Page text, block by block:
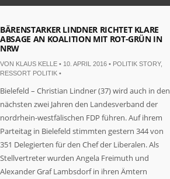
BÄRENSTARKER LINDNER RICHTET KLARE
ABSAGE AN KOALITION MIT ROT-GRÜN IN
NRW
VON KLAUS KELLE • 10. APRIL 2016 • POLITIK STORY,
RESSORT POLITIK •
Bielefeld – Christian Lindner (37) wird auch in den
nächsten zwei Jahren den Landesverband der
nordrhein-westfälischen FDP führen. Auf ihrem
Parteitag in Bielefeld stimmten gestern 344 von
351 Delegierten für den Chef der Liberalen. Als
Stellvertreter wurden Angela Freimuth und
Alexander Graf Lambsdorf in ihren Ämtern